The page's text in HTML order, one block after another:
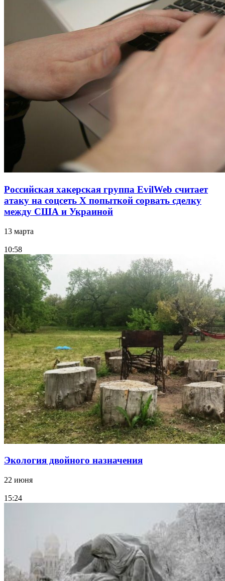
Российская хакерская группа EvilWeb считает
атаку на соцсеть Х попыткой сорвать сделку
между США и Украиной
13 марта
10:58
Экология двойного назначения
22 июня
15:24